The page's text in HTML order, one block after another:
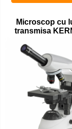
Standard calibrare
Scala aditionala
Microscop cu
transmisa